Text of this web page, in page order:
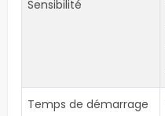
Sensibilité
Temps de démarrage